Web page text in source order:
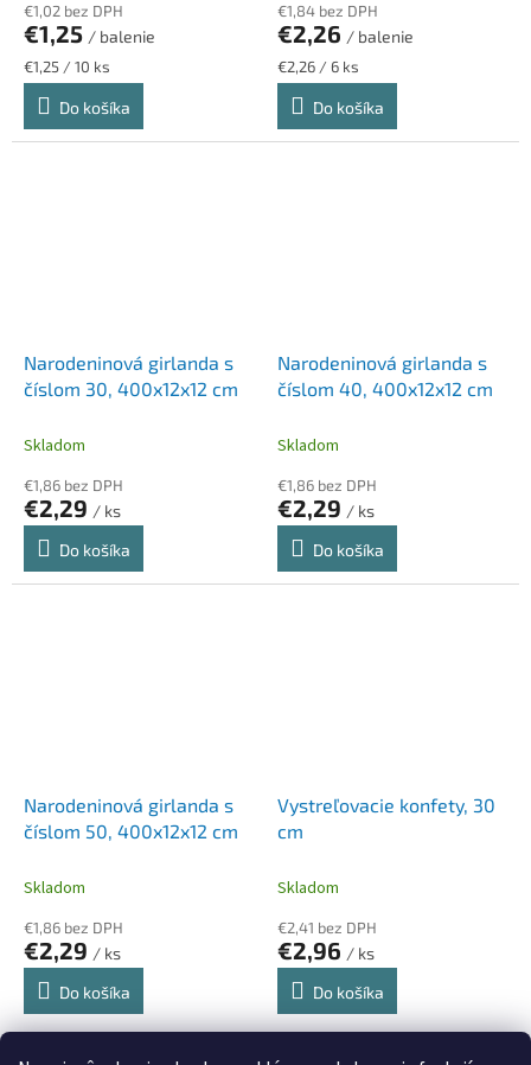
€1,02 bez DPH
€1,25 / balenie
Jednotková
cena:
€1,25 / 10 ks
Do košíka
€1,84 bez DPH
€2,26 / balenie
Jednotková
cena:
€2,26 / 6 ks
Do košíka
Narodeninová girlanda s
číslom 30, 400x12x12 cm
Skladom
€1,86 bez DPH
€2,29 / ks
Do košíka
Narodeninová girlanda s
číslom 40, 400x12x12 cm
Skladom
€1,86 bez DPH
€2,29 / ks
Do košíka
Narodeninová girlanda s
číslom 50, 400x12x12 cm
Skladom
€1,86 bez DPH
€2,29 / ks
Do košíka
Vystreľovacie konfety, 30
cm
Skladom
€2,41 bez DPH
€2,96 / ks
Do košíka
12 položiek celkom